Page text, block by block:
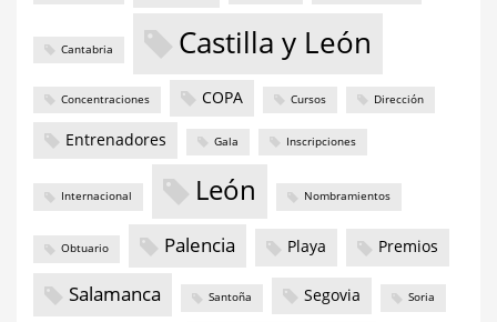
Cantabria Castilla y León
Concentraciones COPA Cursos Dirección
Entrenadores Gala Inscripciones
Internacional León Nombramientos
Obtuario Palencia Playa Premios
Salamanca Santoña Segovia Soria